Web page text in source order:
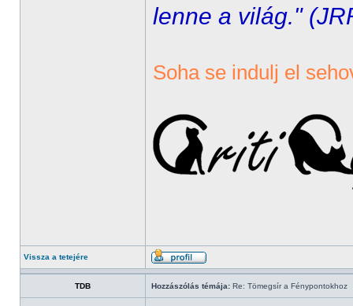
lenne a világ."
Soha se indulj el
Vissza a tetejére
TDB Hozzászólás témája: Re: Tömegsír a Fénypontokhoz